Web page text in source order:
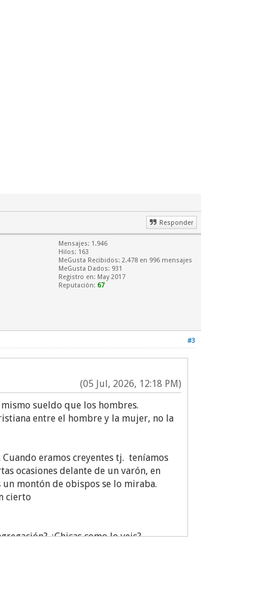
Responder
Mensajes: 1.946
Hilos: 163
MeGusta Recibidos: 2.478 en 996 mensajes
MeGusta Dados: 931
Registro en: May 2017
Reputación: 67
#3
(05 Jul, 2026, 12:18 PM)
sueldo que los hombres.
entre el hombre y la mujer, no la
eramos creyentes tj. teníamos
ocasiones delante de un varón, en
montón de obispos se lo miraba.
cierto
¿Chicas como lo veis?